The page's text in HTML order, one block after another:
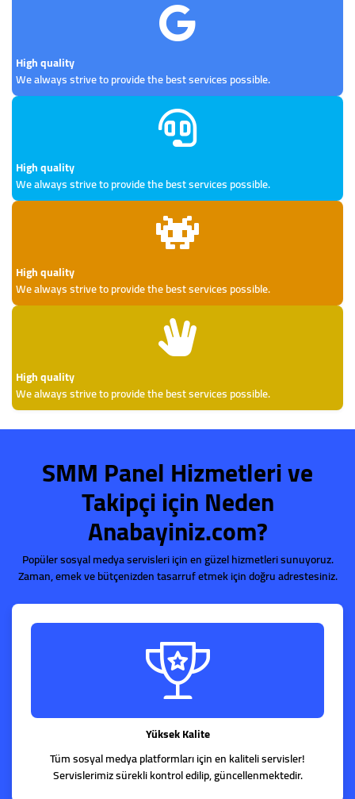
High quality
We always strive to provide the best services possible.
High quality
We always strive to provide the best services possible.
High quality
We always strive to provide the best services possible.
High quality
We always strive to provide the best services possible.
SMM Panel Hizmetleri ve
Takipçi için Neden
Anabayiniz.com?
Popüler sosyal medya servisleri için en güzel hizmetleri sunuyoruz.
Zaman, emek ve bütçenizden tasarruf etmek için doğru adrestesiniz.
Yüksek Kalite
Tüm sosyal medya platformları için en kaliteli servisler!
Servislerimiz sürekli kontrol edilip, güncellenmektedir.